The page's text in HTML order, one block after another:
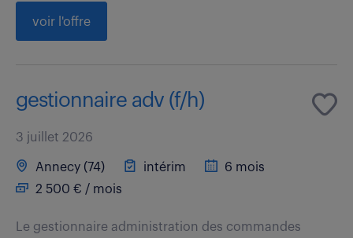
voir l'offre
gestionnaire adv (f/h)
3 juillet 2026
Annecy (74) intérim
6 mois
2 500 € / mois
Le gestionnaire administration des commandes